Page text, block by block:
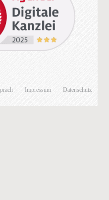
Impressum Datenschutz